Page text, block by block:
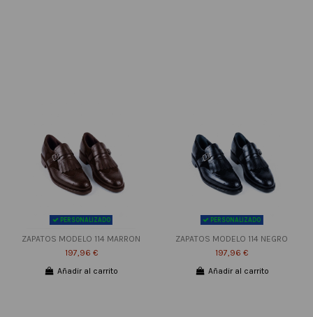
PERSONALIZADO
ZAPATOS MODELO 114 MARRON
197,96 €
Añadir al carrito
PERSONALIZADO
ZAPATOS MODELO 114 NEGRO
197,96 €
Añadir al carrito